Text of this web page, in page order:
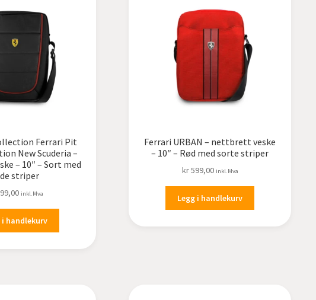
Ferrari Pit
New Scuderia –
– 10″ – Sort med
striper
inkl.Mva
i handlekurv
Ferrari URBAN – nettbrett veske
– 10″ – Rød med sorte striper
kr599,00 inkl.Mva
Legg i handlekurv